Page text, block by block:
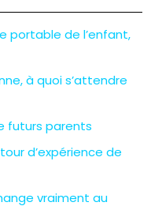
portable de l’enfant,
à quoi s’attendre
futurs parents
d’expérience de
vraiment au